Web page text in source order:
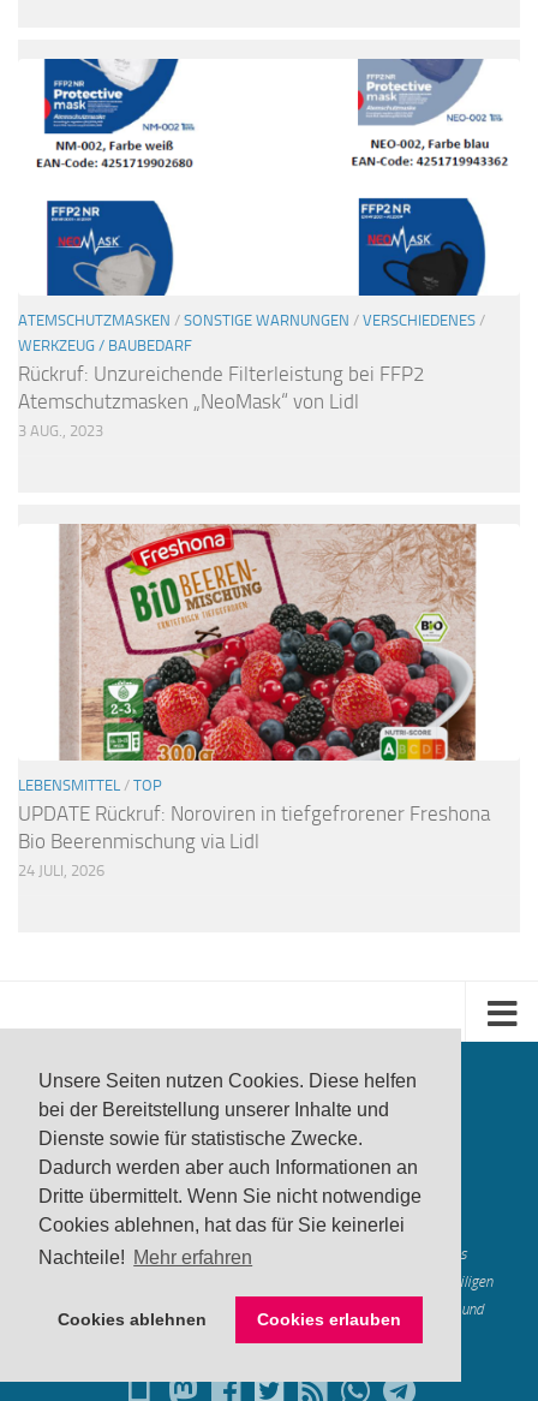
Unsere Seiten nutzen Cookies. Diese helfen
bei der Bereitstellung unserer Inhalte und
Dienste sowie für statistische Zwecke.
Dadurch werden aber auch Informationen an
Dritte übermittelt. Wenn Sie nicht notwendige
Cookies ablehnen, hat das für Sie keinerlei
Nachteile! Mehr erfahren
Cookies ablehnen Cookies erlauben
ATEMSCHUTZMASKEN / SONSTIGE WARNUNGEN / VERSCHIEDENES /
WERKZEUG / BAUBEDARF
Rückruf: Unzureichende Filterleistung bei FFP2
Atemschutzmasken „NeoMask“ von Lidl
3 AUG., 2023
LEBENSMITTEL / TOP
UPDATE Rückruf: Noroviren in tiefgefrorener Freshona
Bio Beerenmischung via Lidl
24 JULI, 2026
produktwarnung.eu- 2007-2026
Made in Gerstetten |Medienzentrum Gerstetten
Alle genannten Marken, Warenzeichen und Logos innerhalb dieses
Medienangebotes sind durch die Marken- und Urheberechte der jeweiligen
Rechteinhaber geschützt, und dienen lediglich der Berichterstattung und